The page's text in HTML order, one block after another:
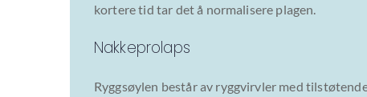
kortere tid tar det å normalisere plagen.
Nakkeprolaps
Ryggsøylen består av ryggvirvler med